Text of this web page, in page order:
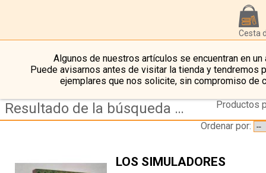
Cesta
Algunos de nuestros artículos se encuentran en un
Puede avisarnos antes de visitar la tienda y tendremos
ejemplares que nos solicite, sin compromiso de
Resultado de la búsqueda de autor naipaul,-v.-s.
Productos
Ordenar por:
LOS SIMULADORES